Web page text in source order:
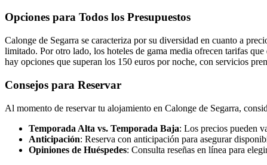
Opciones para Todos los Presupuestos
Calonge de Segarra se caracteriza por su diversidad en cuanto a
limitado. Por otro lado, los hoteles de gama media ofrecen tarifas
hay opciones que superan los 150 euros por noche, con servicios
Consejos para Reservar
Al momento de reservar tu alojamiento en Calonge de Segarra,
Temporada Alta vs. Temporada Baja: Los precios pueden
Anticipación: Reserva con anticipación para asegurar
Opiniones de Huéspedes: Consulta reseñas en línea para